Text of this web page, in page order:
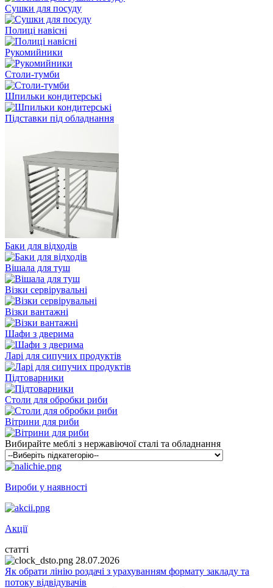
Сушки для посуду
Полиці навісні
Рукомийники
Столи-тумби
Шпильки кондитерські
Підставки під обладнання
Баки для відходів
Вішала для туш
Візки сервірувальні
Візки вантажні
Шафи з дверима
Ларі для сипучих продуктів
Підтоварники
Столи для обробки риби
Вітрини для риби
Вибирайте меблі з нержавіючої сталі та обладнання
Вироби у наявності
Акції
статті
28.07.2026
Як обрати лінію роздачі з урахуванням формату закладу та
потоку відвідувачів